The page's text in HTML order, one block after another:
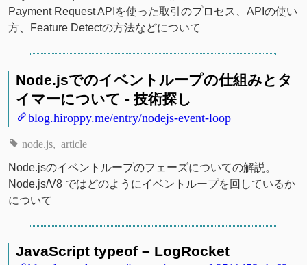
Payment Request APIを使った取引のプロセス、APIの使い
方、Feature Detectの方法などについて
Node.jsでのイベントループの仕組みとタ
イマーについて - 技術探し
blog.hiroppy.me/entry/nodejs-event-loop
node.js article
Node.jsのイベントループのフェーズについての解説。
Node.js/V8 ではどのようにイベントループを回しているか
について
JavaScript typeof – LogRocket